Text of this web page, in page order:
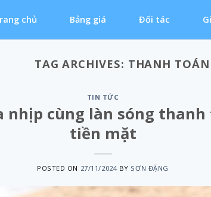
chủ Bảng giá Đối tác
TAG ARCHIVES: THANH
TIN TỨC
nhịp cùng làn sóng
tiền mặt
POSTED ON 27/11/2024BY SƠN ĐẶNG